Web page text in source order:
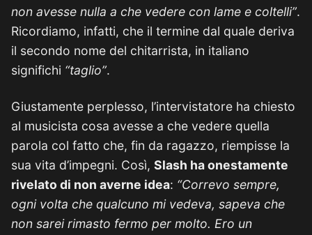
non avesse nulla a che vedere con lame e coltelli”.
Ricordiamo, infatti, che il termine dal quale deriva
il secondo nome del chitarrista, in italiano
significhi “taglio”.
Giustamente perplesso, l’intervistatore ha chiesto
al musicista cosa avesse a che vedere quella
parola col fatto che, fin da ragazzo, riempisse la
sua vita d’impegni. Così, Slash ha onestamente
rivelato di non averne idea: “Correvo sempre,
ogni volta che qualcuno mi vedeva, sapeva che
non sarei rimasto fermo per molto. Ero un